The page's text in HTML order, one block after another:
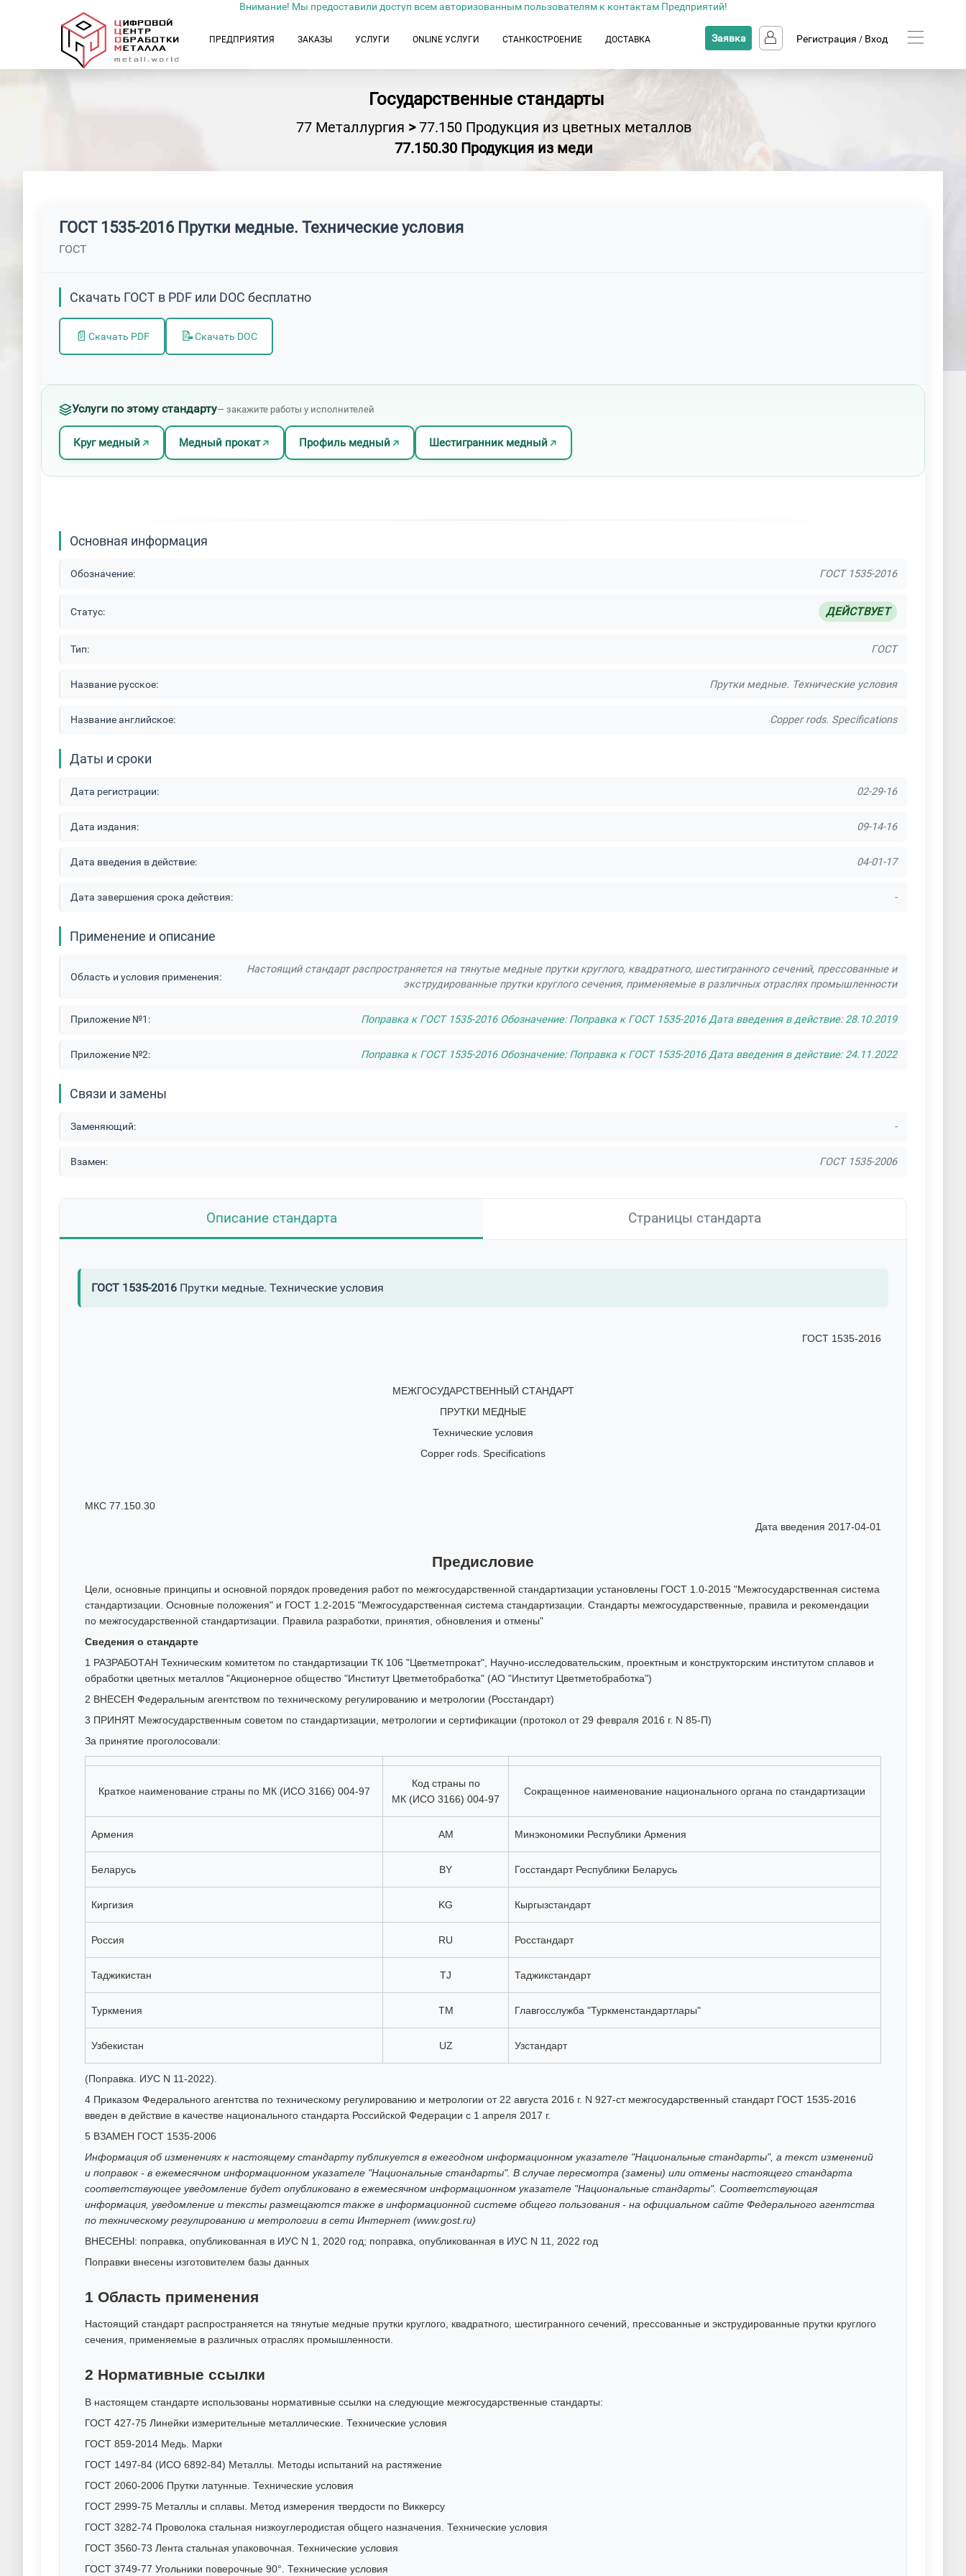
Внимание! Мы предоставили доступ всем авторизованным пользователям к контактам Предприятий!
ПРЕДПРИЯТИЯ ЗАКАЗЫ УСЛУГИ ONLINE УСЛУГИ СТАНКОСТРОЕНИЕ ДОСТАВКА Заявка Регистрация / Вход
Государственные стандарты
77 Металлургия >77.150 Продукция из цветных металлов
77.150.30 Продукция из меди
ГОСТ 1535-2016 Прутки медные. Технические условия
ГОСТ
Скачать ГОСТ в PDF или DOC бесплатно
📄 Скачать PDF 📝Скачать DOC
Услуги по этому стандарту— закажите работы у исполнителей
Круг медный Медный прокат Профиль медный Шестигранник медный
Основная информация
Обозначение: ГОСТ 1535-2016
Статус: ДЕЙСТВУЕТ
Тип: ГОСТ
Название русское: Прутки медные. Технические условия
Название английское: Copper rods. Specifications
Даты и сроки
Дата регистрации: 02-29-16
Дата издания: 09-14-16
Дата введения в действие: 04-01-17
Дата завершения срока действия: -
Применение и описание
Область и условия применения:
Настоящий стандарт распространяется на тянутые медные прутки круглого, квадратного, шестигранного сечений, прессованные и
экструдированные прутки круглого сечения, применяемые в различных отраслях промышленности
Приложение №1: Поправка к ГОСТ 1535-2016 Обозначение: Поправка к ГОСТ 1535-2016 Дата введения в действие: 28.10.2019
Приложение №2: Поправка к ГОСТ 1535-2016 Обозначение: Поправка к ГОСТ 1535-2016 Дата введения в действие: 24.11.2022
Связи и замены
Заменяющий: -
Взамен: ГОСТ 1535-2006
Описание стандарта Страницы стандарта
ГОСТ 1535-2016 Прутки медные. Технические условия